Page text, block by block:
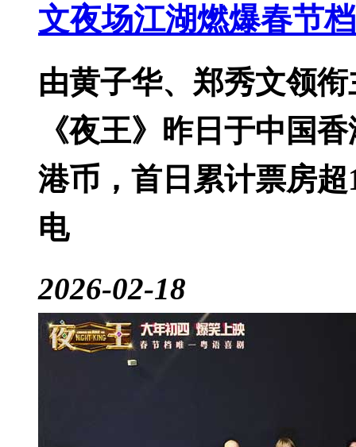
文夜场江湖燃爆春节档
由黄子华、郑秀文领
《夜王》昨日于中国
港币，首日累计票房
电
2026-02-18